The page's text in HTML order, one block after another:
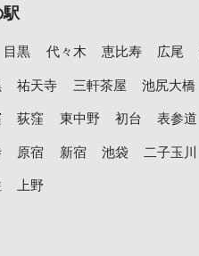
目黒 代々木 恵比寿 広尾
祐天寺 三軒茶屋 池尻大橋
荻窪 東中野 初台 表参道
原宿 新宿 池袋 二子玉川
上野